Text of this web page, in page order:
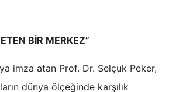
BİR MERKEZ”
imza atan Prof. Dr. Selçuk Peker,
dünya ölçeğinde karşılık